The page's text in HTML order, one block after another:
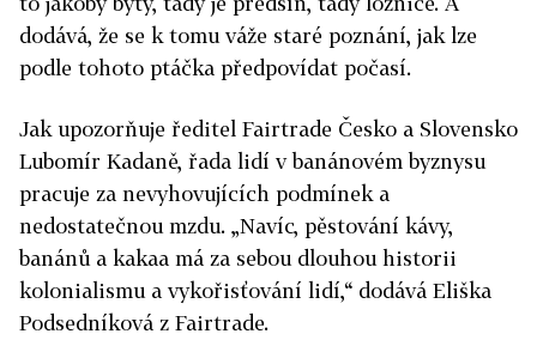
dodává, že se k tomu váže staré poznání, jak lze
podle tohoto ptáčka předpovídat počasí.
Jak upozorňuje ředitel Fairtrade Česko a Slovensko
Lubomír Kadaně, řada lidí v banánovém byznysu
pracuje za nevyhovujících podmínek a
nedostatečnou mzdu. „Navíc, pěstování kávy,
banánů a kakaa má za sebou dlouhou historii
kolonialismu a vykořisťování lidí,“ dodává Eliška
Podsedníková z Fairtrade.